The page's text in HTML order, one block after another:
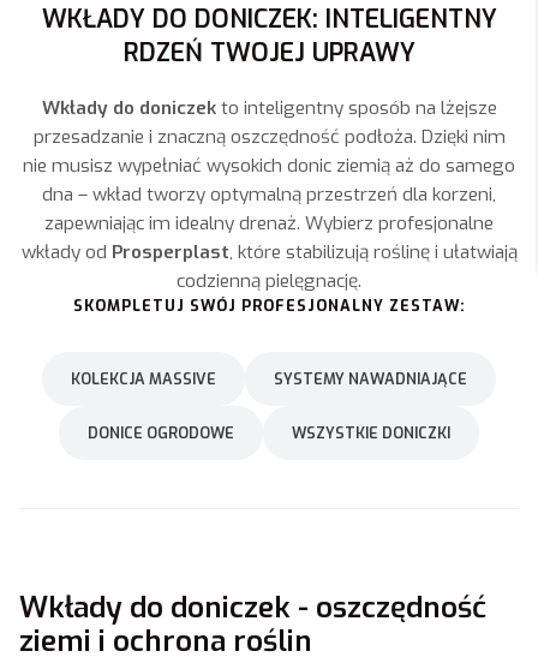
WKŁADY DO DONICZEK: INTELIGENTNY
RDZEŃ TWOJEJ UPRAWY
Wkłady do doniczekto inteligentny sposób na lżejsze
przesadzanie i znaczną oszczędność podłoża. Dzięki nim
nie musisz wypełniać wysokich donic ziemią aż do samego
dna – wkład tworzy optymalną przestrzeń dla korzeni,
zapewniając im idealny drenaż. Wybierz profesjonalne
wkłady od Prosperplast, które stabilizują roślinę i ułatwiają
codzienną pielęgnację.
SKOMPLETUJ SWÓJ PROFESJONALNY ZESTAW:
KOLEKCJA MASSIVE SYSTEMY NAWADNIAJĄCE
DONICE OGRODOWE WSZYSTKIE DONICZKI
Wkłady do doniczek - oszczędność
ziemi i ochrona roślin